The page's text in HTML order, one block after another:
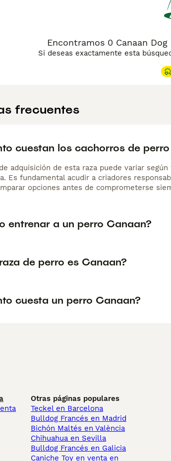
Encontramos 0 Canaan
Si deseas exactamente esta
frecuentes
cuestan los cachorros de
adquisición de esta raza puede variar
Es fundamental acudir a criadores
opciones antes de comprometerse
entrenar a un perro Canaan?
de perro es Canaan?
cuesta un perro Canaan?
Otras páginas populares
Teckel en Barcelona
Bulldog Francés en Madrid
Bichón Maltés en València
Chihuahua en Sevilla
Bulldog Francés en Galicia
Caniche Toy en venta en